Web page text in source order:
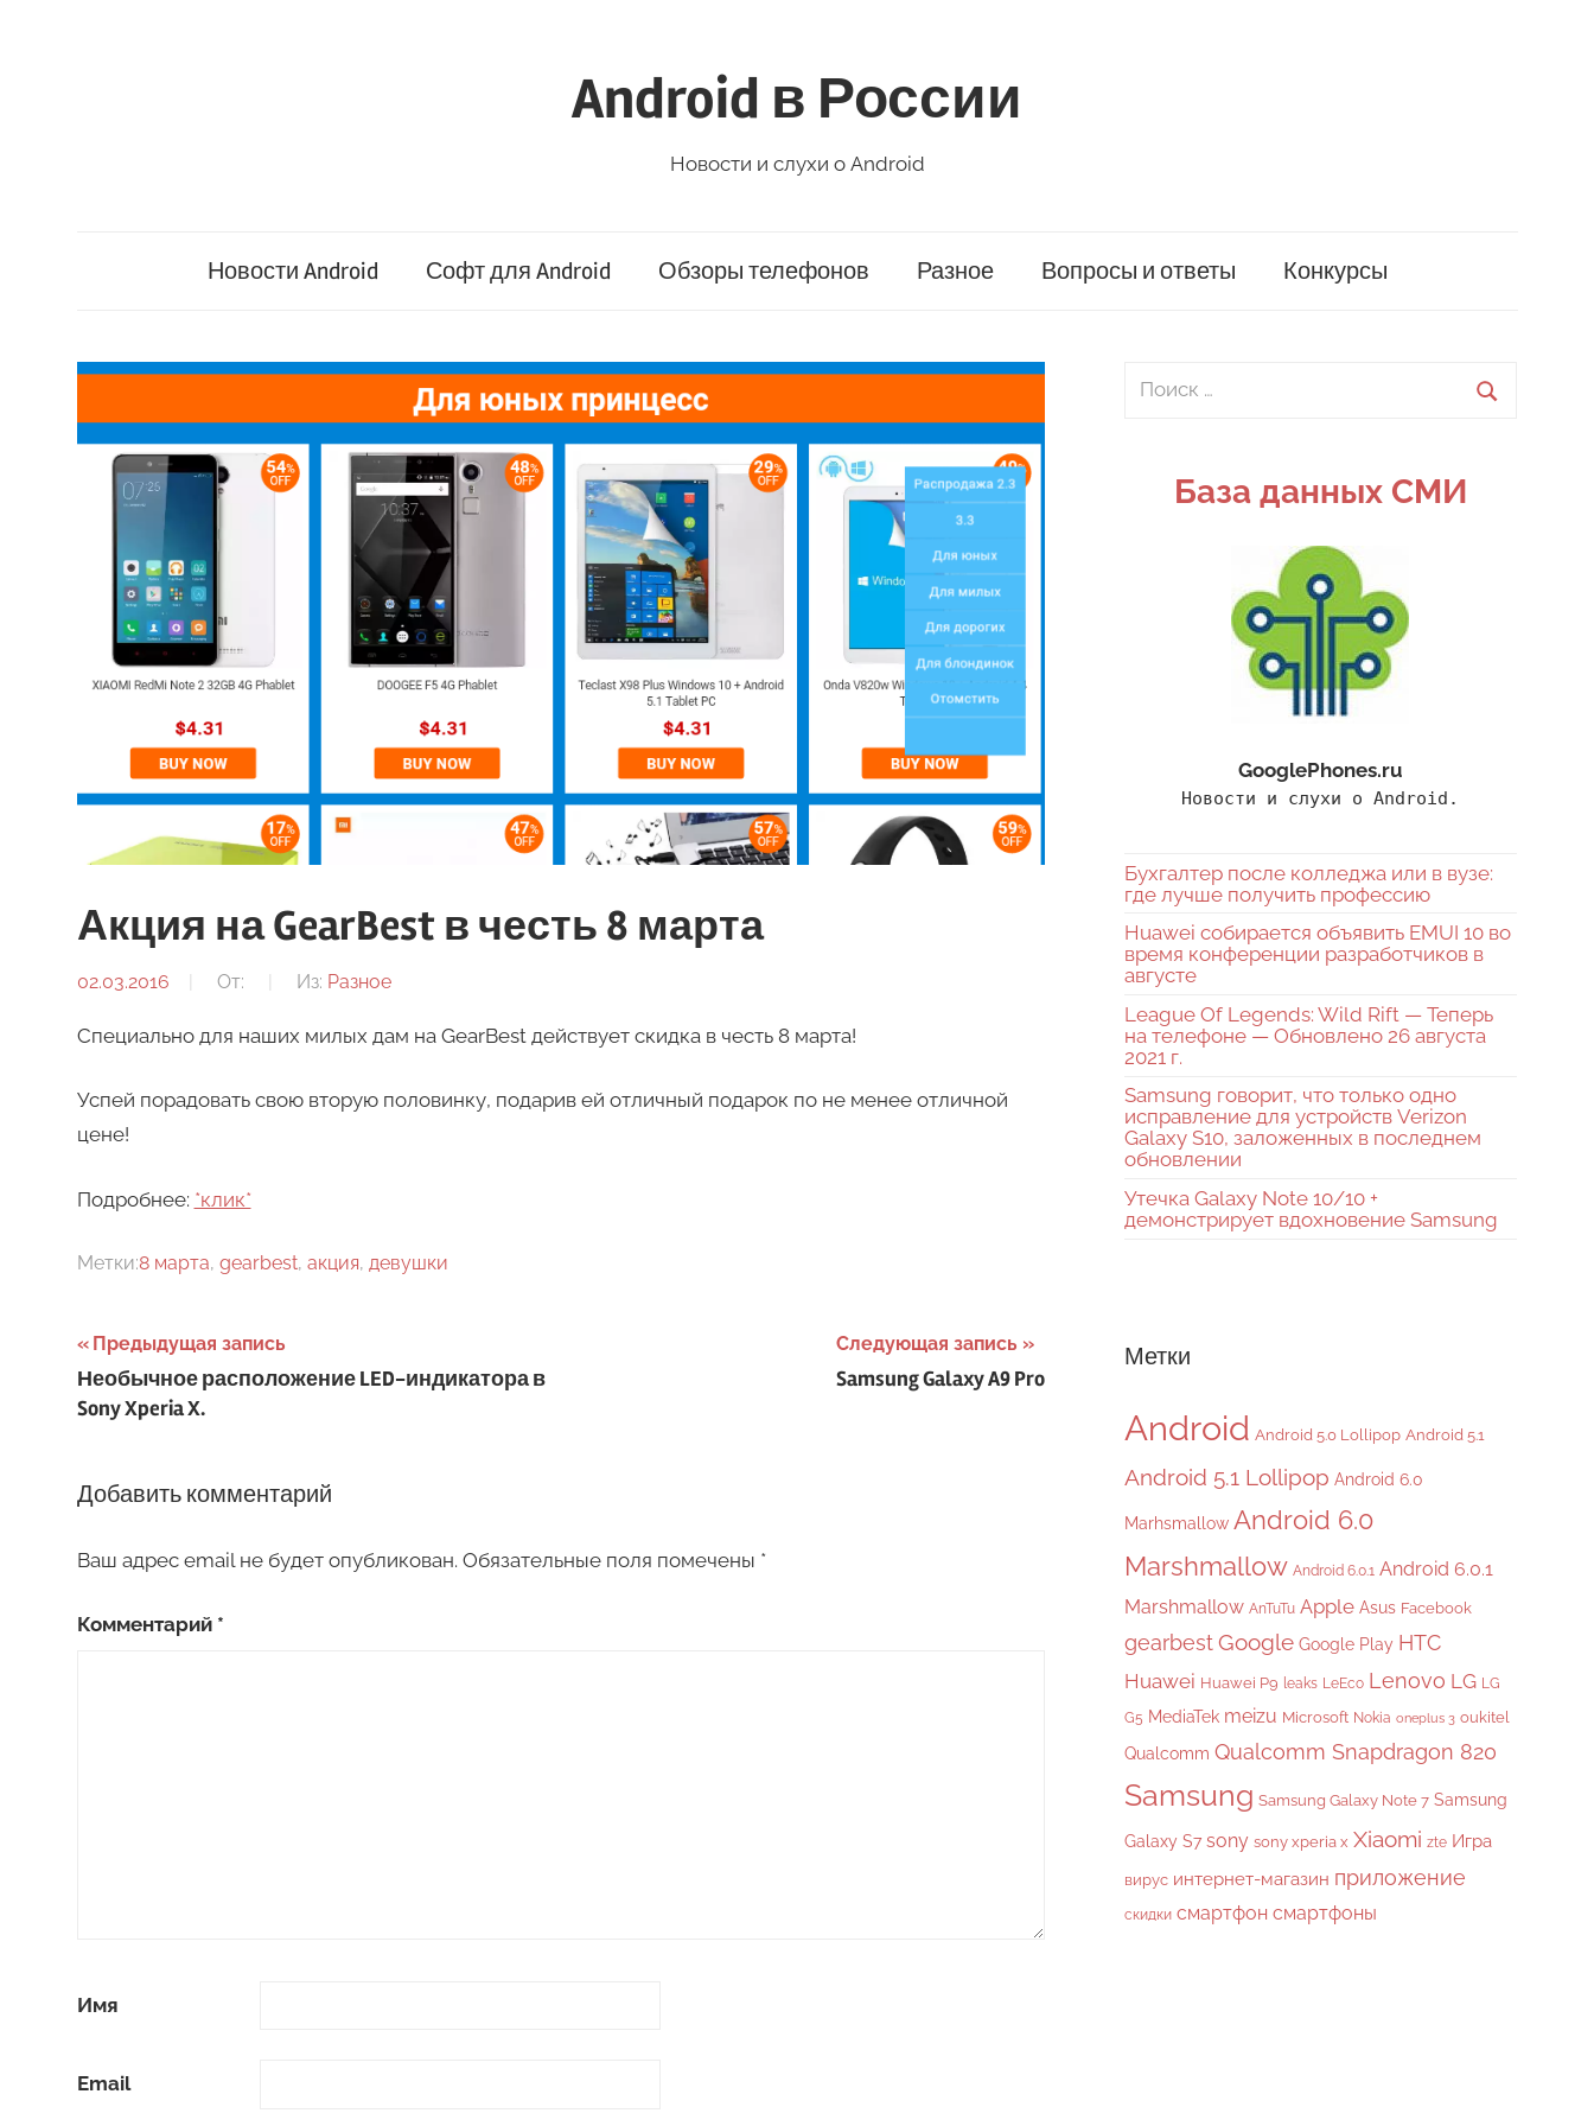
Android в России
Новости и слухи о Android
Новости Android Софт для Android Обзоры телефонов Разное Вопросы и ответы Конкурсы
Акция на GearBest в честь 8 марта
02.03.2016 От: Из: Разное
Специально для наших милых дам на GearBest действует скидка в честь 8 марта!
Успей порадовать свою вторую половинку, подарив ей отличный подарок по не менее отличной
цене!
Подробнее: *клик*
Метки:8 марта, gearbest, акция, девушки
Навигация
по
Предыдущая запись
Необычное расположение LED-индикатора в
Sony Xperia X.
Следующая запись
Samsung Galaxy A9 Pro
Добавить комментарий
Ваш адрес email не будет опубликован. Обязательные поля помечены *
Комментарий *
Имя
Email
Поиск
База данных СМИ
GooglePhones.ru
Новости и слухи о Android.
Бухгалтер после колледжа или в вузе:
где лучше получить профессию
Huawei собирается объявить EMUI 10 во
время конференции разработчиков в
августе
League Of Legends: Wild Rift — Теперь
на телефоне — Обновлено 26 августа
2021 г.
Samsung говорит, что только одно
исправление для устройств Verizon
Galaxy S10, заложенных в последнем
обновлении
Утечка Galaxy Note 10/10 +
демонстрирует вдохновение Samsung
Метки
Android Android 5.0 Lollipop Android 5.1
Android 5.1 Lollipop Android 6.0
Marhsmallow Android 6.0
Marshmallow Android 6.0.1 Android 6.0.1
Marshmallow AnTuTu Apple Asus Facebook
gearbestGoogle Google Play HTC
Huawei Huawei P9 leaks LeEco Lenovo LG LG
G5 MediaTek meizu Microsoft Nokia oneplus 3 oukitel
Qualcomm Qualcomm Snapdragon 820
Samsung Samsung Galaxy Note 7 Samsung
Galaxy S7 sony sony xperia x Xiaomi zte Игра
вирус интернет-магазин приложение
скидки смартфон смартфоны